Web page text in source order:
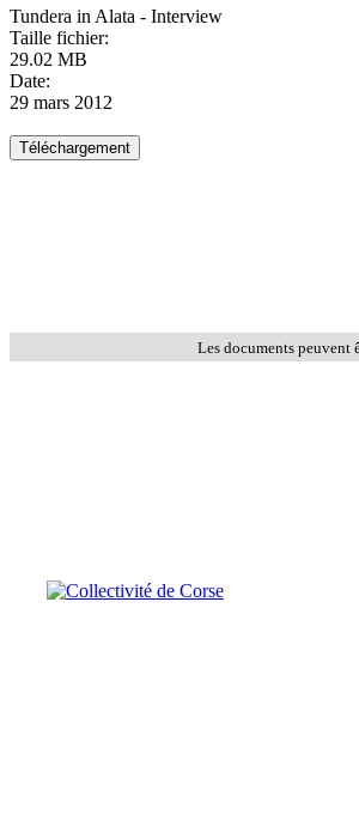
Tundera in Alata - Interview
Taille fichier:
29.02 MB
Date:
29 mars 2012
Les documents peuvent